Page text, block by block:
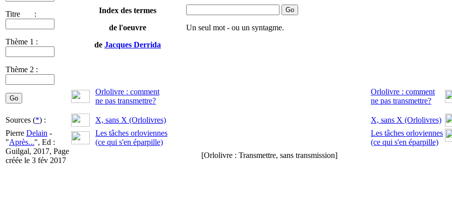
Titre :
Thème 1 :
Thème 2 :
Index des termes
de l'oeuvre
de Jacques Derrida
Un seul mot - ou un syntagme.
Orlolivre : comment
ne pas transmettre?
Orlolivre : comment
ne pas transmettre?
Sources (*) : X, sans X (Orlolivres)
X, sans X (Orlolivres)
Pierre Delain -
"Après...", Ed :
Guilgal, 2017, Page
créée le 3 fév 2017
Les tâches orloviennes
(ce qui s'en éparpille)
[Orlolivre : Transmettre, sans transmission]
Les tâches orloviennes
(ce qui s'en éparpille)